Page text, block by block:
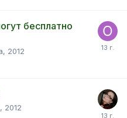
бесплатно
2012
2012